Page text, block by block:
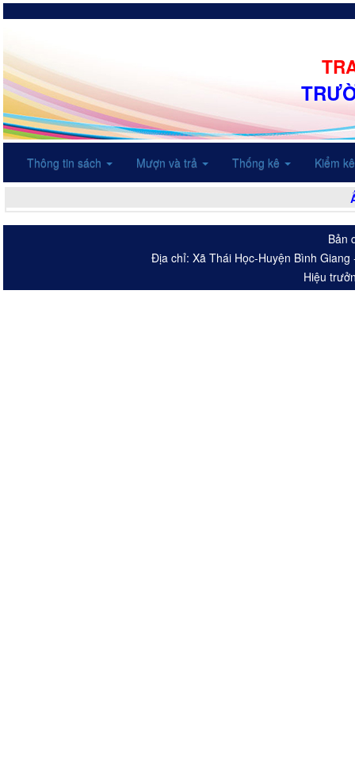
Thông tin sách Mượn và trả Thống kê Kiểm
Bản
Địa chỉ: Xã Thái Học-Huyện Bình
Hiệu